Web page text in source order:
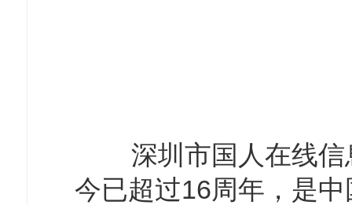
深圳市国人在线信
今已超过16周年，是